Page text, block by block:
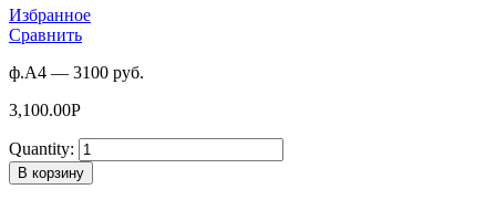
Избранное
Сравнить
ф.А4 — 3100 руб.
3,100.00Р
Quantity:
В корзину